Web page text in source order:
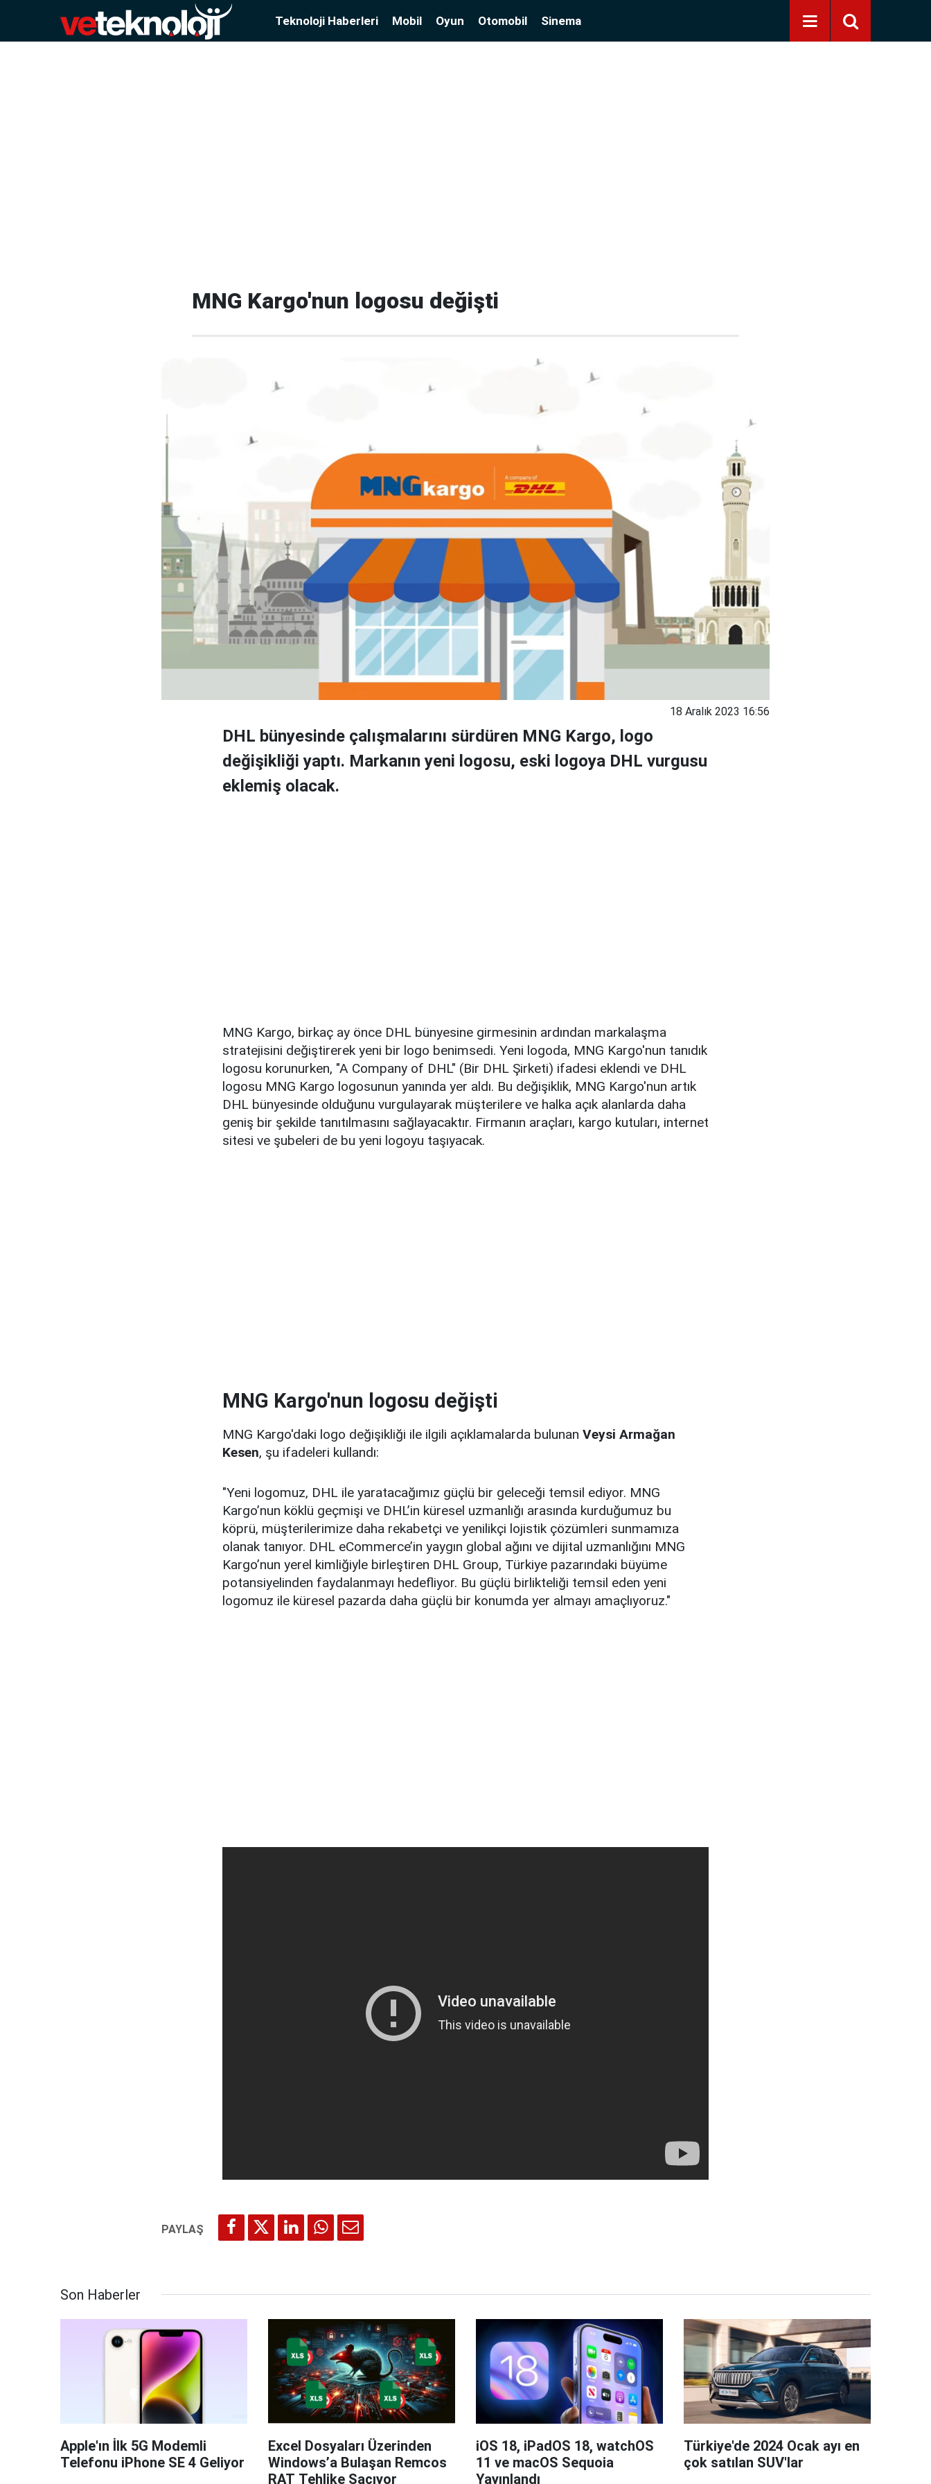
Teknoloji Haberleri Mobil Oyun Otomobil Sinema
MNG Kargo'nun logosu değişti
18 Aralık 2023 16:56
DHL bünyesinde çalışmalarını sürdüren MNG Kargo, logo
değişikliği yaptı. Markanın yeni logosu, eski logoya DHL vurgusu
eklemiş olacak.
MNG Kargo, birkaç ay önce DHL bünyesine girmesinin ardından markalaşma
stratejisini değiştirerek yeni bir logo benimsedi. Yeni logoda, MNG Kargo'nun tanıdık
logosu korunurken, "A Company of DHL" (Bir DHL Şirketi) ifadesi eklendi ve DHL
logosu MNG Kargo logosunun yanında yer aldı. Bu değişiklik, MNG Kargo'nun artık
DHL bünyesinde olduğunu vurgulayarak müşterilere ve halka açık alanlarda daha
geniş bir şekilde tanıtılmasını sağlayacaktır. Firmanın araçları, kargo kutuları, internet
sitesi ve şubeleri de bu yeni logoyu taşıyacak.
MNG Kargo'nun logosu değişti
MNG Kargo'daki logo değişikliği ile ilgili açıklamalarda bulunan Veysi Armağan
Kesen, şu ifadeleri kullandı:
"Yeni logomuz, DHL ile yaratacağımız güçlü bir geleceği temsil ediyor. MNG
Kargo’nun köklü geçmişi ve DHL’in küresel uzmanlığı arasında kurduğumuz bu
köprü, müşterilerimize daha rekabetçi ve yenilikçi lojistik çözümleri sunmamıza
olanak tanıyor. DHL eCommerce’in yaygın global ağını ve dijital uzmanlığını MNG
Kargo’nun yerel kimliğiyle birleştiren DHL Group, Türkiye pazarındaki büyüme
potansiyelinden faydalanmayı hedefliyor. Bu güçlü birlikteliği temsil eden yeni
logomuz ile küresel pazarda daha güçlü bir konumda yer almayı amaçlıyoruz."
Son Haberler
Apple'ın İlk 5G Modemli
Telefonu iPhone SE 4 Geliyor
Excel Dosyaları Üzerinden
Windows’a Bulaşan Remcos
RAT Tehlike Saçıyor
iOS 18, iPadOS 18, watchOS
11 ve macOS Sequoia
Yayınlandı
Türkiye'de 2024 Ocak ayı en
çok satılan SUV'lar